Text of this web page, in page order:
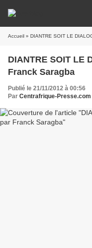
Accueil » DIANTRE SOIT LE
DIANTRE SOIT LE
Franck Saragba
Publié le 21/11/2012 à 00:56
Par Centrafrique-Presse.com